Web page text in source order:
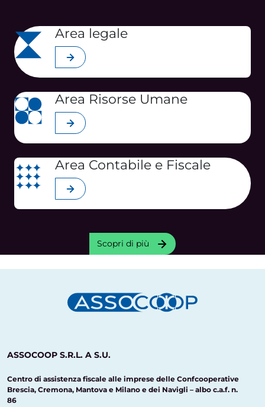
Area legale
Scopri di più
Area Risorse Umane
Scopri di più
Area Contabile e Fiscale
Scopri di più
Scopri di più
ASSOCOOP S.R.L. A S.U.
Centro di assistenza fiscale alle imprese delle Confcooperative
Brescia, Cremona, Mantova e Milano e dei Navigli – albo c.a.f. n.
86